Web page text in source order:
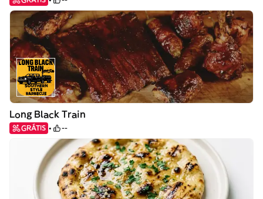
Long Black Train
GRÁTIS --